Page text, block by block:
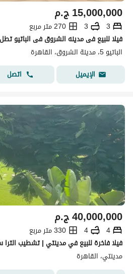
ج.م15,000,000
3
3
270 متر مربع
الباتيو 5، مدينة الشروق، القاهرة
الإيميل
اتصل
ج.م40,000,000
4
4
330 متر مربع
مدينتي، القاهرة